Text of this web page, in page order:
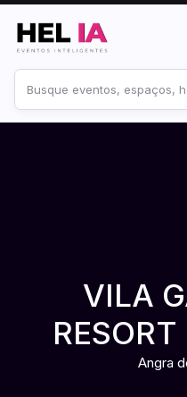
no
site
VILA
Angra